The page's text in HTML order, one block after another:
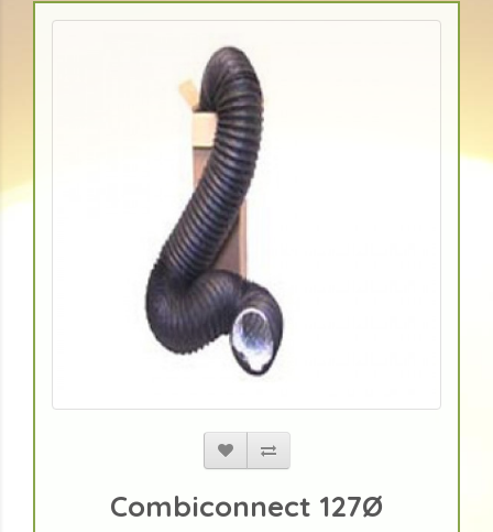
Combiconnect 127Ø